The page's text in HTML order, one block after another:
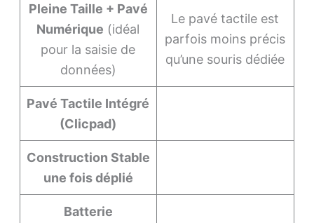
Pleine Taille + Pavé
Numérique (idéal
pour la saisie de
données)
Le pavé tactile est
parfois moins précis
qu’une souris dédiée
Pavé Tactile Intégré
(Clicpad)
Construction Stable
une fois déplié
Batterie